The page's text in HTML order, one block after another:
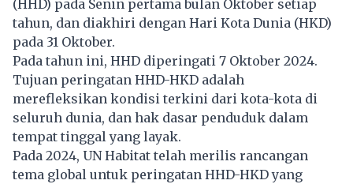
(HHD) pada Senin pertama bulan Oktober setiap
tahun, dan diakhiri dengan Hari Kota Dunia (HKD)
pada 31 Oktober.
Pada tahun ini, HHD diperingati 7 Oktober 2024.
Tujuan peringatan HHD-HKD adalah
merefleksikan kondisi terkini dari kota-kota di
seluruh dunia, dan hak dasar penduduk dalam
tempat tinggal yang layak.
Pada 2024, UN Habitat telah merilis rancangan
tema global untuk peringatan HHD-HKD yang